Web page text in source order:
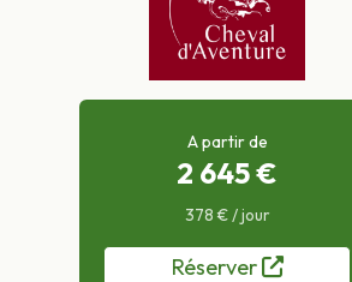
A partir de
2 645 €
378 € / jour
Réserver